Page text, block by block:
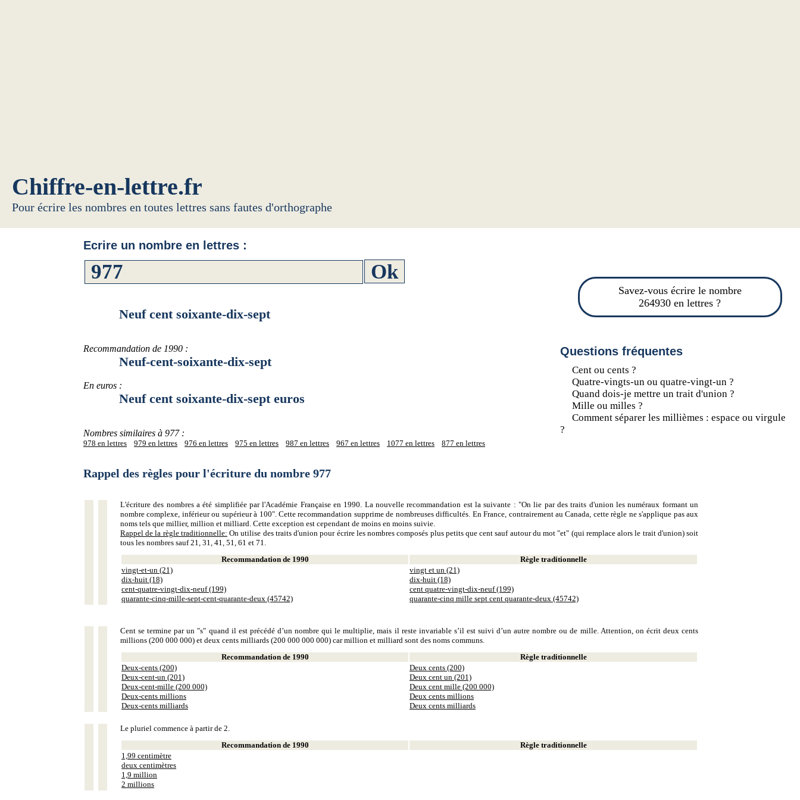
Chiffre-en-lettre.fr
Pour écrire les nombres en toutes lettres sans fautes d'orthographe
Savez-vous écrire le nombre
264930 en lettres ?
Questions fréquentes
Cent ou cents ?
Quatre-vingts-un ou quatre-vingt-un ?
Quand dois-je mettre un trait d'union ?
Mille ou milles ?
Comment séparer les millièmes : espace ou virgule
?
Ecrire un nombre en lettres :
Neuf cent soixante-dix-sept
Recommandation de 1990 :
Neuf-cent-soixante-dix-sept
En euros :
Neuf cent soixante-dix-sept euros
Nombres similaires à 977 :
978 en lettres 979 en lettres 976 en lettres 975 en lettres 987 en lettres 967 en lettres 1077 en lettres 877 en lettres
Rappel des règles pour l'écriture du nombre 977
L'écriture des nombres a été simplifiée par l'Académie Française en 1990. La nouvelle recommandation est la suivante : "On lie par des traits d'union les numéraux formant un
nombre complexe, inférieur ou supérieur à 100". Cette recommandation supprime de nombreuses difficultés. En France, contrairement au Canada, cette règle ne s'applique pas aux
noms tels que millier, million et milliard. Cette exception est cependant de moins en moins suivie.
Rappel de la règle traditionnelle: On utilise des traits d'union pour écrire les nombres composés plus petits que cent sauf autour du mot "et" (qui remplace alors le trait d'union) soit
tous les nombres sauf 21, 31, 41, 51, 61 et 71.
Recommandation de 1990
Règle traditionnelle
vingt-et-un (21)
dix-huit (18)
cent-quatre-vingt-dix-neuf (199)
quarante-cinq-mille-sept-cent-quarante-deux (45742)
vingt et un (21)
dix-huit (18)
cent quatre-vingt-dix-neuf (199)
quarante-cinq mille sept cent quarante-deux (45742)
Cent se termine par un "s" quand il est précédé d’un nombre qui le multiplie, mais il reste invariable s’il est suivi d’un autre nombre ou de mille. Attention, on écrit deux cents
millions (200 000 000) et deux cents milliards (200 000 000 000) car million et milliard sont des noms communs.
Recommandation de 1990
Règle traditionnelle
Deux-cents (200)
Deux-cent-un (201)
Deux-cent-mille (200 000)
Deux-cents millions
Deux-cents milliards
Deux cents (200)
Deux cent un (201)
Deux cent mille (200 000)
Deux cents millions
Deux cents milliards
Le pluriel commence à partir de 2.
Recommandation de 1990
Règle traditionnelle
1,99 centimètre
deux centimètres
1,9 million
2 millions